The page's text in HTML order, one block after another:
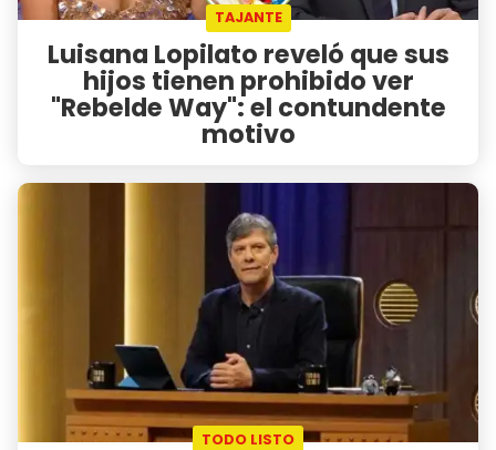
TAJANTE
Luisana Lopilato reveló que sus
hijos tienen prohibido ver
"Rebelde Way": el contundente
motivo
TODO LISTO